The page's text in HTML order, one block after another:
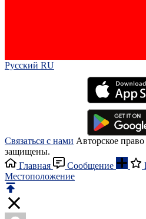
Русский RU‎
Связаться с нами Авторское
защищены.
Главная
Сообщение
Местоположение